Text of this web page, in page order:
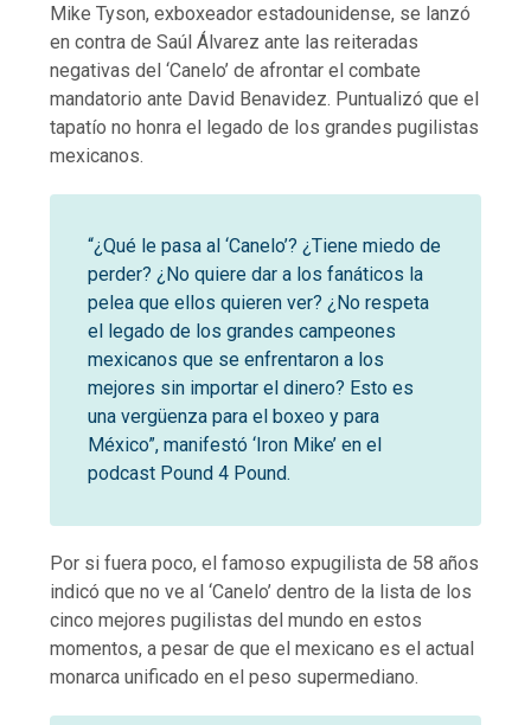
Mike Tyson, exboxeador estadounidense, se lanzó
en contra de Saúl Álvarez ante las reiteradas
negativas del ‘Canelo’ de afrontar el combate
mandatorio ante David Benavidez. Puntualizó que el
tapatío no honra el legado de los grandes pugilistas
mexicanos.
“¿Qué le pasa al ‘Canelo’? ¿Tiene miedo de
perder? ¿No quiere dar a los fanáticos la
pelea que ellos quieren ver? ¿No respeta
el legado de los grandes campeones
mexicanos que se enfrentaron a los
mejores sin importar el dinero? Esto es
una vergüenza para el boxeo y para
México”, manifestó ‘Iron Mike’ en el
podcast Pound 4 Pound.
Por si fuera poco, el famoso expugilista de 58 años
indicó que no ve al ‘Canelo’ dentro de la lista de los
cinco mejores pugilistas del mundo en estos
momentos, a pesar de que el mexicano es el actual
monarca unificado en el peso supermediano.